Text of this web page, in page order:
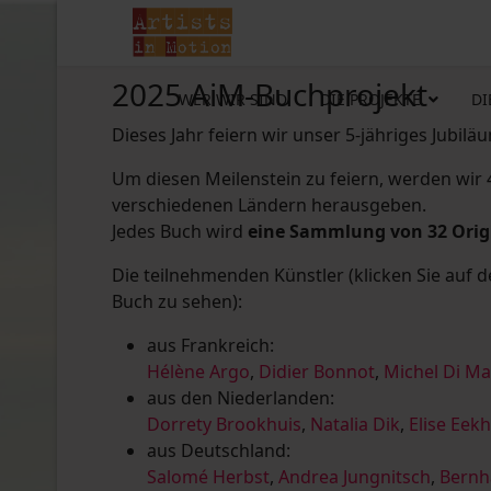
WER WIR SIND DIE PROJEKTE
2025 AiM-Buchprojekt
Dieses Jahr feiern wir unser 5-jähriges
Um diesen Meilenstein zu feiern, werden
verschiedenen Ländern herausgeben.
Jedes Buch wird eine Sammlung von 32
Die teilnehmenden Künstler (klicken Sie auf
Buch zu sehen):
aus Frankreich:
Hélène Argo, Didier Bonnot, Michel Di
aus den Niederlanden:
Dorrety Brookhuis, Natalia Dik, Elise
aus Deutschland:
Salomé Herbst, Andrea Jungnitsch,